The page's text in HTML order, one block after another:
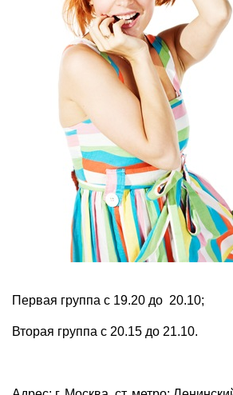
Первая группа с 19.20 до 20.10;
Вторая группа с 20.15 до 21.10.